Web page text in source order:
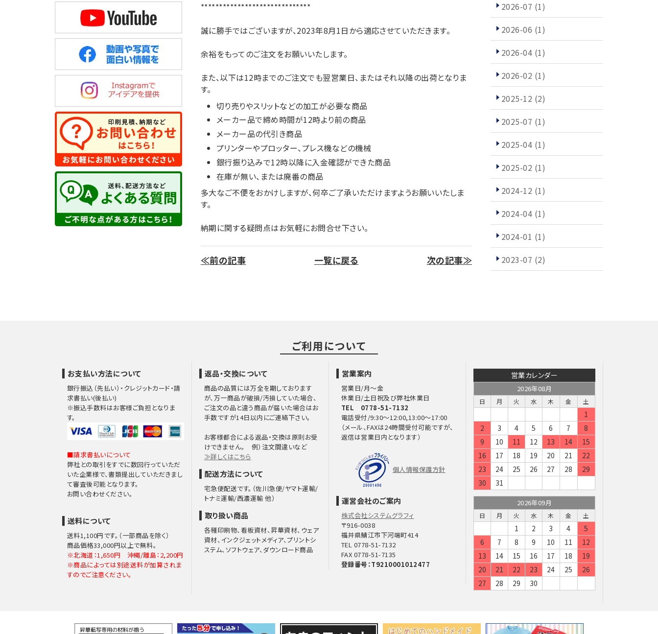
******************************
誠に勝手ではございますが、2023年8月1日から適応させていただきます。
余裕をもってのご注文をお願いいたします。
また、以下は12時までのご注文でも翌営業日、またはそれ以降の出荷となりま
す。
切り売りやスリットなどの加工が必要な商品
メーカー品で締め時間が12時より前の商品
メーカー品の代引き商品
プリンターやプロッター、プレス機などの機械
銀行振り込みで12時以降に入金確認ができた商品
在庫が無い、または廃番の商品
多大なご不便をおかけしますが、何卒ご了承いただけますようお願いいたしま
す。
納期に関する疑問点はお気軽にお問合せ下さい。
≪前の記事 一覧に戻る 次の記事≫
2026-07 (1)
2026-06 (1)
2026-04 (1)
2026-02 (1)
2025-12 (2)
2025-07 (1)
2025-04 (1)
2025-02 (1)
2024-12 (1)
2024-04 (1)
2024-01 (1)
2023-07 (2)
ご利用について
お支払い方法について
銀行振込（先払い）・クレジットカード・請
求書払い(後払い)
※振込手数料はお客様ご負担となりま
す。
■請求書払いについて
弊社との取引をすでに数回行っていただ
いた企業様で、書類提出していただきまし
て審査後可能となります。
お問い合わせください。
送料について
送料1,100円です。（一部商品を除く）
商品価格33,000円以上で無料。
※北海道：1,650円 沖縄/離島：2,200円
※商品によっては別途送料が加算されま
すのでご注意ください。
返品・交換について
商品の品質には万全を期しております
が、万一商品が破損/汚損していた場合、
ご注文の品と違う商品が届いた場合はお
手数ですが14日以内にご連絡下さい。
お客様都合による返品・交換は原則お受
けできません。 例）注文間違いなど
≫詳しくはこちら
配送方法について
宅急便配送です。（佐川急便/ヤマト運輸/
トナミ運輸/西濃運輸 他）
取り扱い商品
各種印刷物、看板資材、昇華資材、ウェア
資材、インクジェットメディア、プリントシ
ステム、ソフトウェア、ダウンロード商品
営業案内
営業日/月～金
休業日/土日祝及び弊社休業日
TEL 0778-51-7132
電話受付/9:30～12:00,13:00～17:00
（メール、FAXは24時間受付可能ですが、
返信は営業日内となります）
個人情報保護方針
運営会社のご案内
株式会社システムグラフィ
〒916-0038
福井県鯖江市下河端町414
TEL 0778-51-7132
FAX 0778-51-7135
登録番号：T9210001012477
営業カレンダー
2026年08月
日 月 火 水 木 金 土
1
2
3 4 5 6 7
8
9
10 11 12 13 14
15
16
17 18 19 20 21
22
23
24 25 26 27 28
29
30
31
2026年09月
日 月 火 水 木 金 土
1 2 3 4
5
6
7 8 9 10 11
12
13
14 15 16 17 18
19
20
21 22 23 24 25
26
27
28 29 30